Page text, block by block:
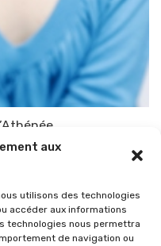
aux
utilisons des technologies
accéder aux informations
technologies nous permettra
de navigation ou